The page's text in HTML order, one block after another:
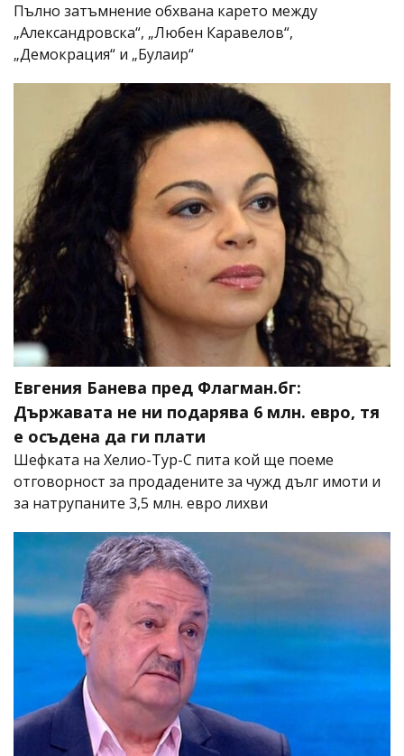
Пълно затъмнение обхвана карето между
„Александровска“, „Любен Каравелов“,
„Демокрация“ и „Булаир“
Евгения Банева пред Флагман.бг:
Държавата не ни подарява 6 млн. евро, тя
е осъдена да ги плати
Шефката на Хелио-Тур-С пита кой ще поеме
отговорност за продадените за чужд дълг имоти и
за натрупаните 3,5 млн. евро лихви